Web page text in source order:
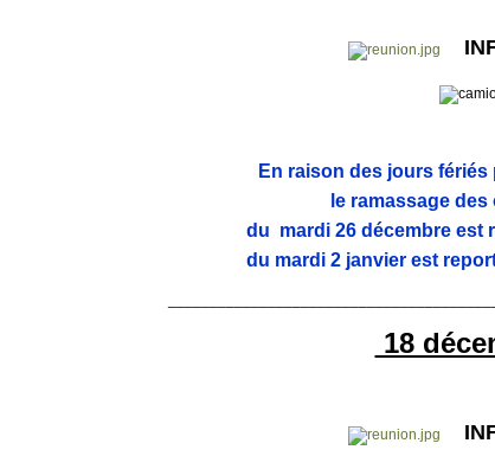
En raison des jours
e ramassage
du mardi 26 décembre est
du mardi 2 janvier est
18